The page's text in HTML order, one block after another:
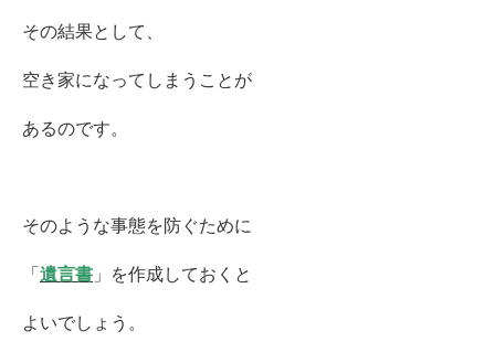
その結果として、
空き家になってしまうことが
あるのです。
そのような事態を防ぐために
「 遺言書 」を作成しておくと
よいでしょう。